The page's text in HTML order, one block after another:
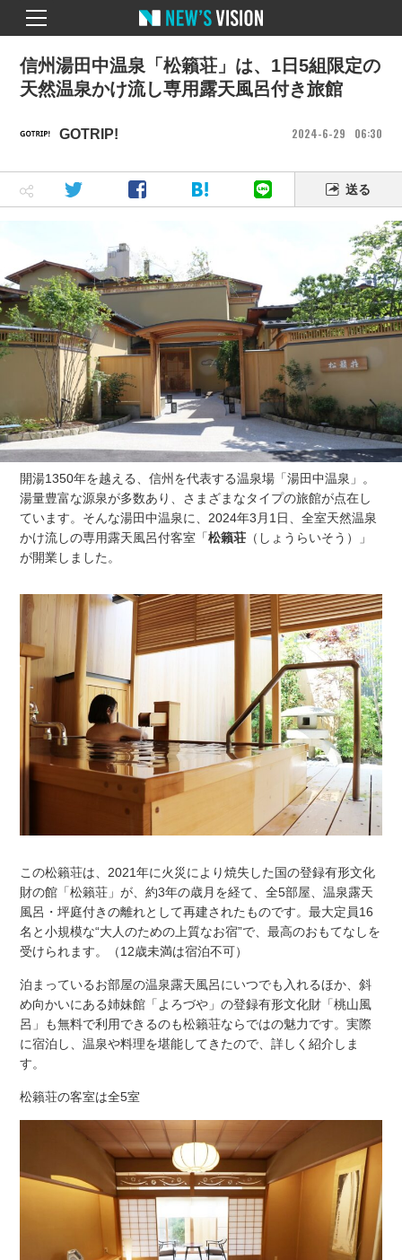
GOTRIP! 2024 6 29 06 30
信州湯田中温泉「松籟荘」は、1日5組限定の
天然温泉かけ流し専用露天風呂付き旅館
送る
開湯1350年を越える、信州を代表する温泉場「湯田中温泉」。
湯量豊富な源泉が多数あり、さまざまなタイプの旅館が点在し
ています。そんな湯田中温泉に、2024年3月1日、全室天然温泉
かけ流しの専用露天風呂付客室「松籟荘 （しょうらいそう）」
が開業しました。
この松籟荘は、2021年に火災により焼失した国の登録有形文化
財の館「松籟荘」が、約3年の歳月を経て、全5部屋、温泉露天
風呂・坪庭付きの離れとして再建されたものです。最大定員16
名と小規模な“大人のための上質なお宿”で、最高のおもてなしを
受けられます。（12歳未満は宿泊不可）
泊まっているお部屋の温泉露天風呂にいつでも入れるほか、斜
め向かいにある姉妹館「よろづや」の登録有形文化財「桃山風
呂」も無料で利用できるのも松籟荘ならではの魅力です。実際
に宿泊し、温泉や料理を堪能してきたので、詳しく紹介しま
す。
松籟荘の客室は全5室